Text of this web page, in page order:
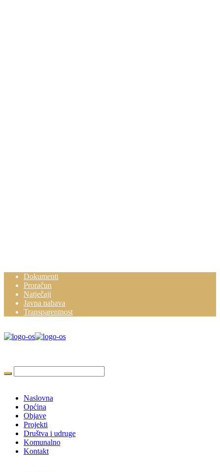
Dokumenti
Proračun
Natječaji
Javna nabava
Transparentnost
Naslovna
Općina
Objave
Projekti
Društva i udruge
Komunalno
Kontakt